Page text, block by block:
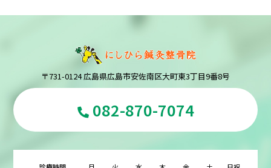
〒731-0124 広島県広島市安佐南区大町東3丁目9番8号
082-870-7074